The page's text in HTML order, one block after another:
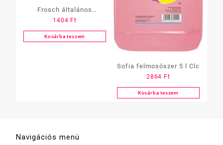
Frosch általános
felülettisztító,
narancsos, szórófejes
1404 Ft
Kosárba teszem
Sofia felmosószer 5 l Clc
2864 Ft
Kosárba teszem
Navigációs menü